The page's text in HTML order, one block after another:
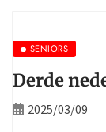
SENIORS
Derde
2025/03/09